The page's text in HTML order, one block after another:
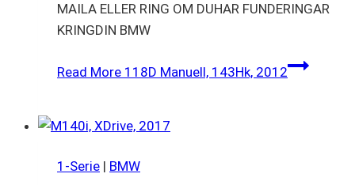
MAILA ELLER RING OM DUHAR FUNDERINGAR
KRINGDIN BMW
Read More 118D Manuell, 143Hk, 2012
1-Serie | BMW